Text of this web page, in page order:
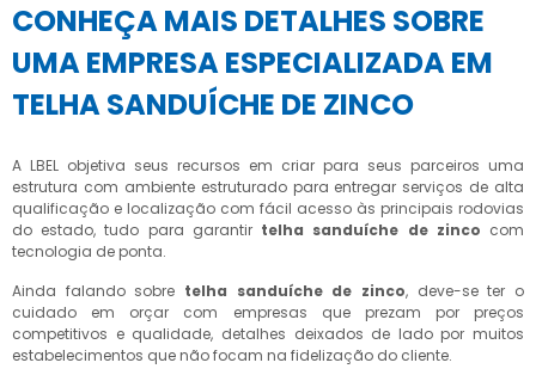
CONHEÇA MAIS DETALHES SOBRE
UMA EMPRESA ESPECIALIZADA EM
TELHA SANDUÍCHE DE ZINCO
A LBEL objetiva seus recursos em criar para seus parceiros uma
estrutura com ambiente estruturado para entregar serviços de alta
qualificação e localização com fácil acesso às principais rodovias
do estado, tudo para garantir telha sanduíche de zinco com
tecnologia de ponta.
Ainda falando sobre telha sanduíche de zinco, deve-se ter o
cuidado em orçar com empresas que prezam por preços
competitivos e qualidade, detalhes deixados de lado por muitos
estabelecimentos que não focam na fidelização do cliente.